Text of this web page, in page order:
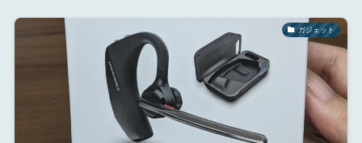
ガジェット